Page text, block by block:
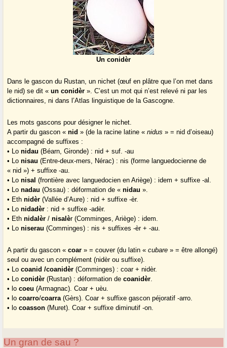
Un conidèr
Dans le gascon du Rustan, un nichet (œuf en plâtre que l’on met dans
le nid) se dit «un conidèr ». C’est un mot qui n’est relevé ni par les
dictionnaires, ni dans l’Atlas linguistique de la Gascogne.
Les mots gascons pour désigner le nichet.
A partir du gascon «nid » (de la racine latine «nidus » = nid d’oiseau)
accompagné de suffixes :
• Lonidau (Béarn, Gironde) : nid + suf. -au
• Lonisau (Entre-deux-mers, Nérac) : nis (forme languedocienne de
« nid ») + suffixe -au.
• Lonisal (frontière avec languedocien en Ariège) : idem + suffixe -al.
• Lonadau (Ossau) : déformation de «nidau ».
• Ethnidèr (Vallée d’Aure) : nid + suffixe -èr.
• Lonidadèr : nid + suffixe -adèr.
• Ethnidalèr /nisalèr (Comminges, Ariège) : idem.
• Loniserau (Comminges) : nis + suffixes -èr + -au.
A partir du gascon «coar » = couver (du latin «cubare » = être allongé)
seul ou avec un complément (nidèr ou suffixe).
• Locoanid /coanidèr (Comminges) : coar + nidèr.
• Loconidèr(Rustan) : déformation decoanidèr.
• locoeu(Armagnac). Coar + uèu.
• locoarro/coarra(Gèrs). Coar + suffixe gascon péjoratif -arro.
• locoasson (Muret). Coar + suffixe diminutif -on.
Un gran de sau ?